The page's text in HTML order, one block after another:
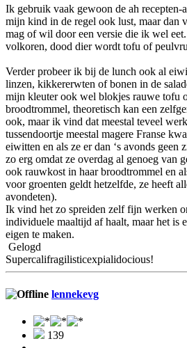
Ik gebruik vaak gewoon de ah recepten-
mijn kind in de regel ook lust, maar dan
mag of wil door een versie die ik wel
volkoren, dood dier wordt tofu of
Verder probeer ik bij de lunch ook al
linzen, kikkererwten of bonen in de
mijn kleuter ook wel blokjes rauwe tofu
broodtrommel, theoretisch kan een
ook, maar ik vind dat meestal teveel
tussendoortje meestal magere Franse
eiwitten en als ze er dan ‘s avonds geen
zo erg omdat ze overdag al genoeg van
ook rauwkost in haar broodtrommel en
voor groenten geldt hetzelfde, ze heeft
avondeten).
Ik vind het zo spreiden zelf fijn werken
individuele maaltijd af haalt, maar het is
eigen te maken.
Gelogd
Supercalifragilisticexpialidocious!
lennekevg
139